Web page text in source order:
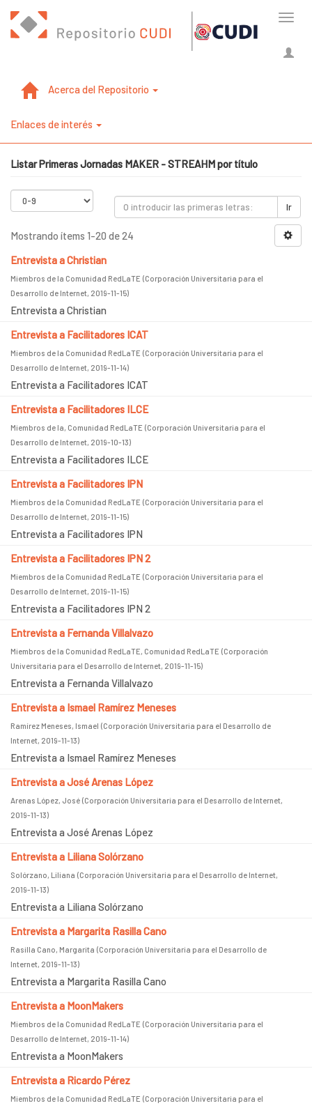
Acerca del Repositorio
Enlaces de interés
Listar Primeras Jornadas MAKER - STREAHM por título
Ir
Mostrando ítems 1-20 de 24
Entrevista a Christian
Miembros de la Comunidad RedLaTE (Corporación Universitaria para el
Desarrollo de Internet, 2019-11-15)
Entrevista a Christian
Entrevista a Facilitadores ICAT
Miembros de la Comunidad RedLaTE (Corporación Universitaria para el
Desarrollo de Internet, 2019-11-14)
Entrevista a Facilitadores ICAT
Entrevista a Facilitadores ILCE
Miembros de la, Comunidad RedLaTE (Corporación Universitaria para el
Desarrollo de Internet, 2019-10-13)
Entrevista a Facilitadores ILCE
Entrevista a Facilitadores IPN
Miembros de la Comunidad RedLaTE (Corporación Universitaria para el
Desarrollo de Internet, 2019-11-15)
Entrevista a Facilitadores IPN
Entrevista a Facilitadores IPN 2
Miembros de la Comunidad RedLaTE (Corporación Universitaria para el
Desarrollo de Internet, 2019-11-15)
Entrevista a Facilitadores IPN 2
Entrevista a Fernanda Villalvazo
Miembros de la Comunidad RedLaTE, Comunidad RedLaTE (Corporación
Universitaria para el Desarrollo de Internet, 2019-11-15)
Entrevista a Fernanda Villalvazo
Entrevista a Ismael Ramírez Meneses
Ramírez Meneses, Ismael (Corporación Universitaria para el Desarrollo de
Internet, 2019-11-13)
Entrevista a Ismael Ramírez Meneses
Entrevista a José Arenas López
Arenas López, José (Corporación Universitaria para el Desarrollo de Internet,
2019-11-13)
Entrevista a José Arenas López
Entrevista a Liliana Solórzano
Solórzano, Liliana (Corporación Universitaria para el Desarrollo de Internet,
2019-11-13)
Entrevista a Liliana Solórzano
Entrevista a Margarita Rasilla Cano
Rasilla Cano, Margarita (Corporación Universitaria para el Desarrollo de
Internet, 2019-11-13)
Entrevista a Margarita Rasilla Cano
Entrevista a MoonMakers
Miembros de la Comunidad RedLaTE (Corporación Universitaria para el
Desarrollo de Internet, 2019-11-14)
Entrevista a MoonMakers
Entrevista a Ricardo Pérez
Miembros de la Comunidad RedLaTE (Corporación Universitaria para el